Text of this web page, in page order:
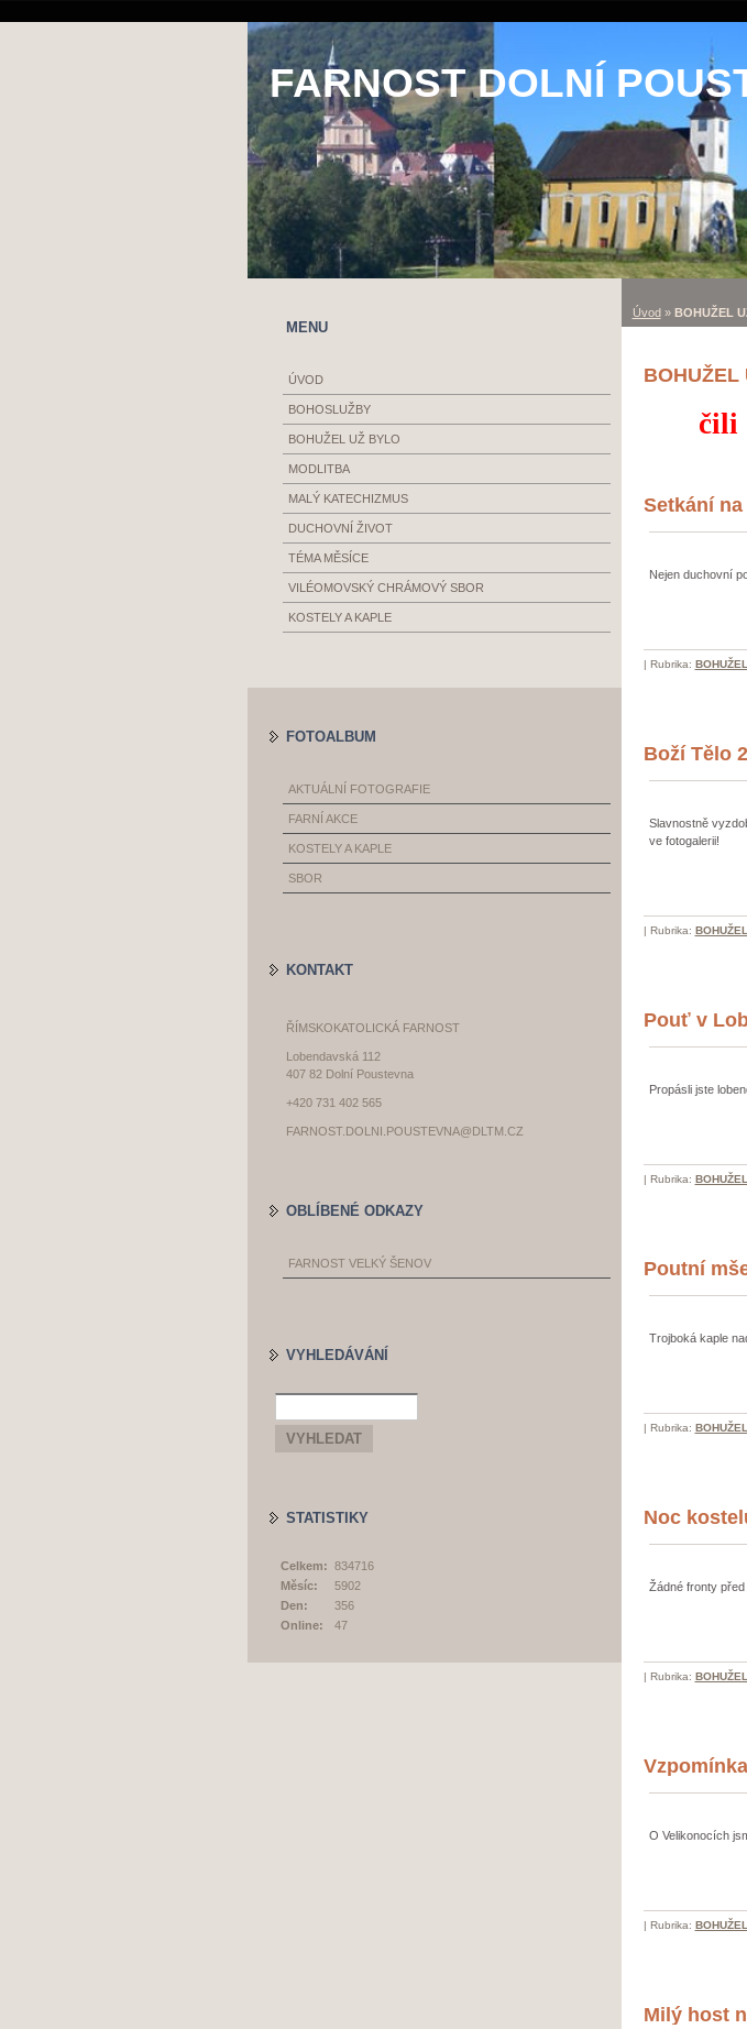
FARNOST DOLNÍ
Úvod» BOHUŽEL
BOHUŽEL
čili
Setkání
Nejen duchovní
| Rubrika:
Boží Tělo
Slavnostně
ve fotogalerii!
| Rubrika:
Pouť v
Propásli jste
| Rubrika:
Poutní
Trojboká kaple
| Rubrika:
Noc
Žádné fronty
| Rubrika:
O Velikonocích
| Rubrika:
Milý host
MENU
ÚVOD
BOHOSLUŽBY
BOHUŽEL UŽ BYLO
MODLITBA
MALÝ KATECHIZMUS
DUCHOVNÍ ŽIVOT
TÉMA MĚSÍCE
VILÉOMOVSKÝ CHRÁMOVÝ SBOR
KOSTELY A KAPLE
FOTOALBUM
AKTUÁLNÍ FOTOGRAFIE
FARNÍ AKCE
KOSTELY A KAPLE
SBOR
KONTAKT
ŘÍMSKOKATOLICKÁ FARNOST
Lobendavská 112
407 82 Dolní Poustevna
+420 731 402 565
FARNOST.DOLNI.POUSTEVNA@DLTM.CZ
OBLÍBENÉ ODKAZY
FARNOST VELKÝ ŠENOV
VYHLEDÁVÁNÍ
STATISTIKY
Online: 47
Celkem: 834716
Měsíc:
5902
Den:
356